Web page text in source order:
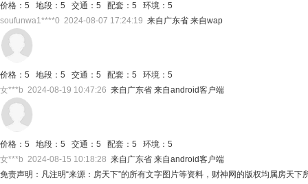
价格：5 地段：5 交通：5 配套：5 环境：5
soufunwa1****0 2024-08-07 17:24:19 来自广东省 来自wap
价格：5 地段：5 交通：5 配套：5 环境：5
女***b 2024-08-19 10:47:26 来自广东省 来自android客户端
价格：5 地段：5 交通：5 配套：5 环境：5
女***b 2024-08-15 10:18:28 来自广东省 来自android客户端
免责声明：凡注明“来源：房天下”的所有文字图片等资料，财神网的版权均属房天